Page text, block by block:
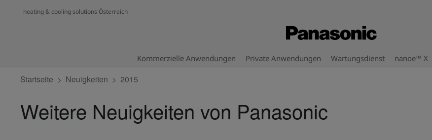
heating & cooling solutions Österreich
Kommerzielle Anwendungen Private Anwendungen Wartungsdienst nanoe™ X
Startseite Neuig­keiten 2015
Weitere Neuigkeiten von Panasonic